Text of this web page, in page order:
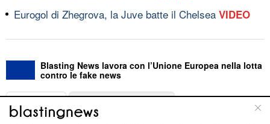
Eurogol di Zhegrova, la Juve batte il Chelsea VIDEO
Blasting News lavora con l’Unione Europea nella lotta
contro le fake news
ABOUT